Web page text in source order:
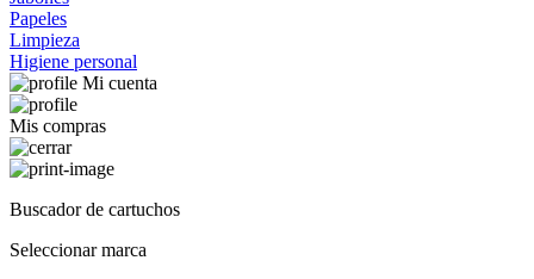
Papeles
Limpieza
Higiene personal
Mi cuenta
Mis compras
Buscador de cartuchos
Seleccionar marca